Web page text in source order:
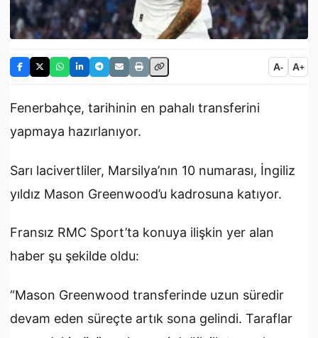
A- A+
Fenerbahçe, tarihinin en pahalı transferini
yapmaya hazırlanıyor.
Sarı lacivertliler, Marsilya’nın 10 numarası, İngiliz
yıldız Mason Greenwood’u kadrosuna katıyor.
Fransız RMC Sport’ta konuya ilişkin yer alan
haber şu şekilde oldu:
“Mason Greenwood transferinde uzun süredir
devam eden süreçte artık sona gelindi. Taraflar